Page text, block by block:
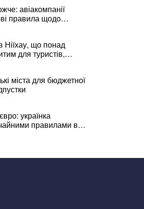
авіакомпанії
правила щодо
Ніїхау, що понад
для туристів,
відвідувачів
міста для бюджетної
українка
правилами в
правдою